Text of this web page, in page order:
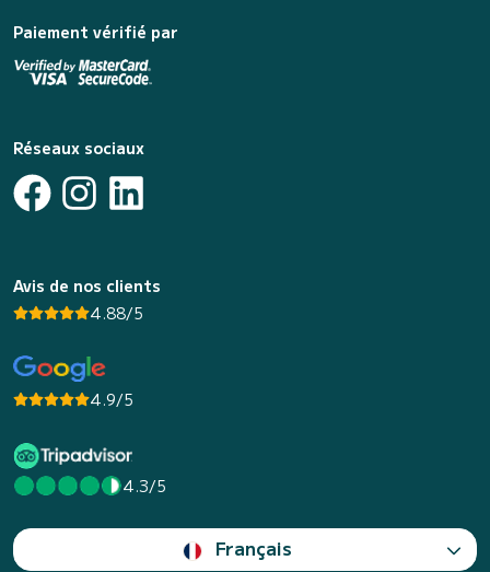
Paiement vérifié par
Réseaux sociaux
Avis de nos clients
4.88/5
4.9/5
4.3/5
Français